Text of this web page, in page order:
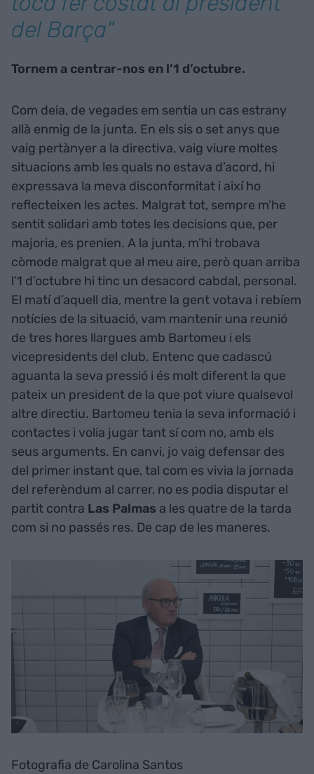
del Barça"
Tornem a centrar-nos en l’1 d’octubre.
Com deia, de vegades em sentia un cas estrany
allà enmig de la junta. En els sis o set anys que
vaig pertànyer a la directiva, vaig viure moltes
situacions amb les quals no estava d’acord, hi
expressava la meva disconformitat i així ho
reflecteixen les actes. Malgrat tot, sempre m’he
sentit solidari amb totes les decisions que, per
majoria, es prenien. A la junta, m’hi trobava
còmode malgrat que al meu aire, però quan arriba
l’1 d’octubre hi tinc un desacord cabdal, personal.
El matí d’aquell dia, mentre la gent votava i rebíem
notícies de la situació, vam mantenir una reunió
de tres hores llargues amb Bartomeu i els
vicepresidents del club. Entenc que cadascú
aguanta la seva pressió i és molt diferent la que
pateix un president de la que pot viure qualsevol
altre directiu. Bartomeu tenia la seva informació i
contactes i volia jugar tant sí com no, amb els
seus arguments. En canvi, jo vaig defensar des
del primer instant que, tal com es vivia la jornada
del referèndum al carrer, no es podia disputar el
partit contra Las Palmas a les quatre de la tarda
com si no passés res. De cap de les maneres.
Fotografia de Carolina Santos